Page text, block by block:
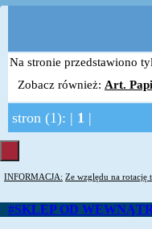
Na stronie przedstawiono
Zobacz również: Art.
stron (1): | 1 |
INFORMACJA: Ze względu na rotację
#SKLEP OD